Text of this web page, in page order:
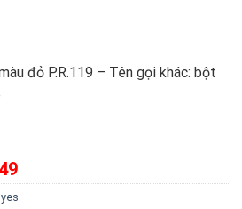
đỏ P.R.119 – Tên gọi khác: bột